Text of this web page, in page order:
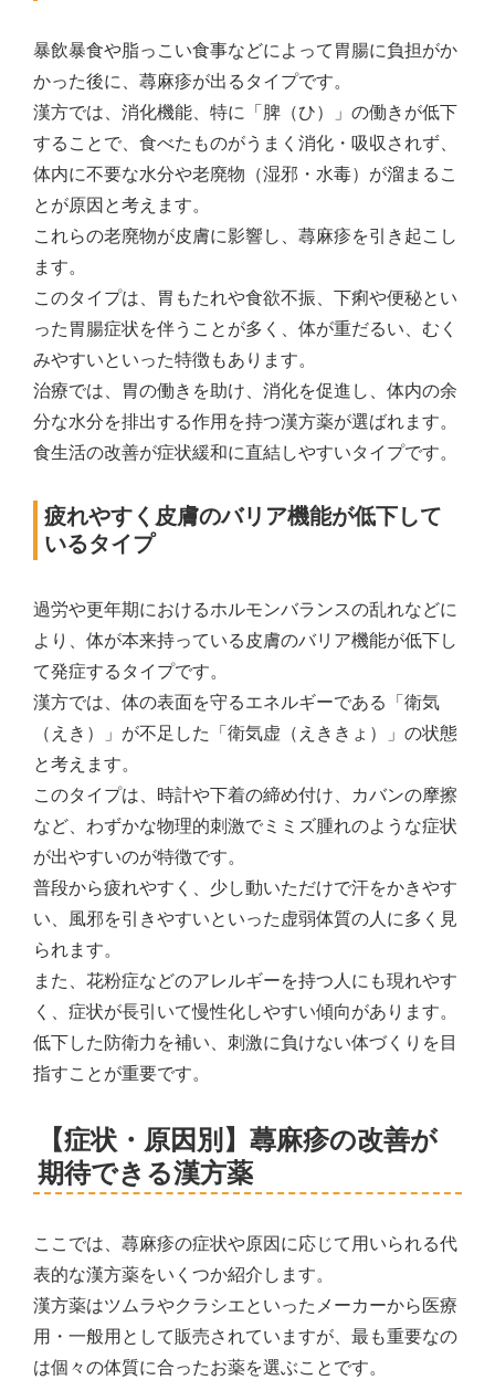
暴飲暴食や脂っこい食事などによって胃腸に負担がか
かった後に、蕁麻疹が出るタイプです。
漢方では、消化機能、特に「脾（ひ）」の働きが低下
することで、食べたものがうまく消化・吸収されず、
体内に不要な水分や老廃物（湿邪・水毒）が溜まるこ
とが原因と考えます。
これらの老廃物が皮膚に影響し、蕁麻疹を引き起こし
ます。
このタイプは、胃もたれや食欲不振、下痢や便秘とい
った胃腸症状を伴うことが多く、体が重だるい、むく
みやすいといった特徴もあります。
治療では、胃の働きを助け、消化を促進し、体内の余
分な水分を排出する作用を持つ漢方薬が選ばれます。
食生活の改善が症状緩和に直結しやすいタイプです。
疲れやすく皮膚のバリア機能が低下して
いるタイプ
過労や更年期におけるホルモンバランスの乱れなどに
より、体が本来持っている皮膚のバリア機能が低下し
て発症するタイプです。
漢方では、体の表面を守るエネルギーである「衛気
（えき）」が不足した「衛気虚（えききょ）」の状態
と考えます。
このタイプは、時計や下着の締め付け、カバンの摩擦
など、わずかな物理的刺激でミミズ腫れのような症状
が出やすいのが特徴です。
普段から疲れやすく、少し動いただけで汗をかきやす
い、風邪を引きやすいといった虚弱体質の人に多く見
られます。
また、花粉症などのアレルギーを持つ人にも現れやす
く、症状が長引いて慢性化しやすい傾向があります。
低下した防衛力を補い、刺激に負けない体づくりを目
指すことが重要です。
【症状・原因別】蕁麻疹の改善が
期待できる漢方薬
ここでは、蕁麻疹の症状や原因に応じて用いられる代
表的な漢方薬をいくつか紹介します。
漢方薬はツムラやクラシエといったメーカーから医療
用・一般用として販売されていますが、最も重要なの
は個々の体質に合ったお薬を選ぶことです。